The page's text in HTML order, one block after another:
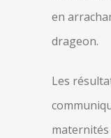
en
drageon.
Les
maternités